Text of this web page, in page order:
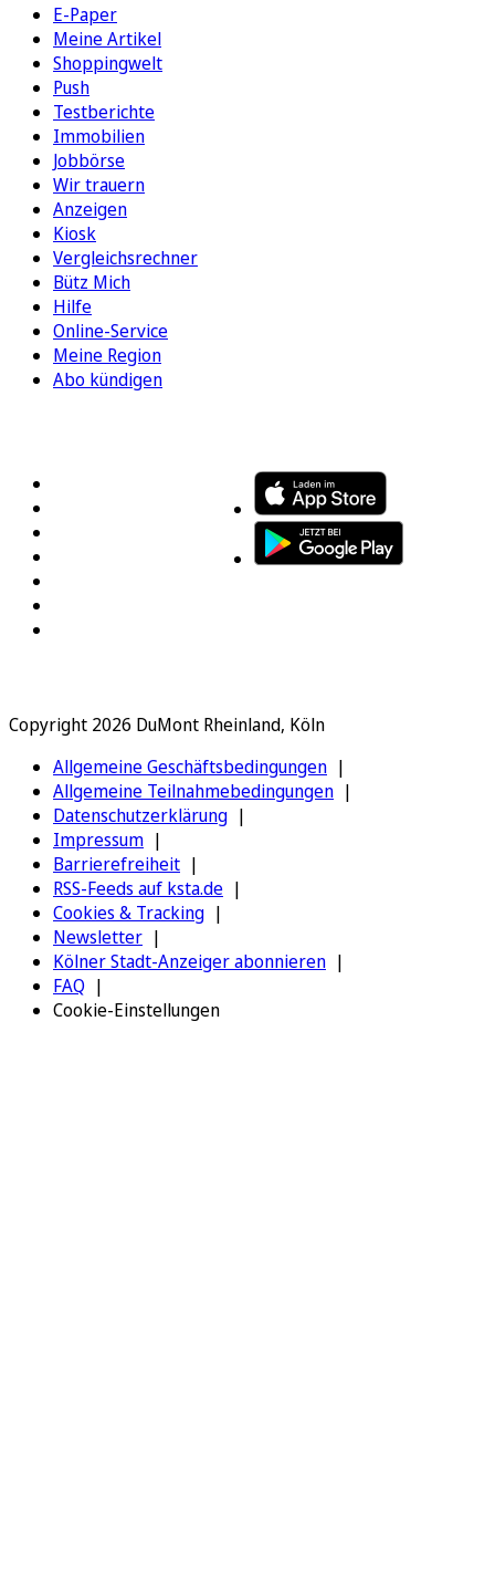
E-Paper
Meine Artikel
Shoppingwelt
Push
Testberichte
Immobilien
Jobbörse
Wir trauern
Anzeigen
Kiosk
Vergleichsrechner
Bütz Mich
Hilfe
Online-Service
Meine Region
Abo kündigen
Copyright 2026 DuMont Rheinland, Köln
Allgemeine Geschäftsbedingungen
Allgemeine Teilnahmebedingungen
Datenschutzerklärung
Impressum
Barrierefreiheit
RSS-Feeds auf ksta.de
Cookies & Tracking
Newsletter
Kölner Stadt-Anzeiger abonnieren
FAQ
Cookie-Einstellungen